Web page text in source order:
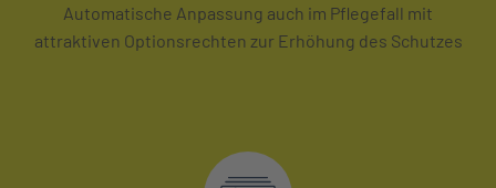
Automatische Anpassung auch im Pflegefall mit
attraktiven Optionsrechten zur Erhöhung des Schutzes